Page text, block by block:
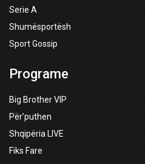
Serie A
Shumësportësh
Sport Gossip
Programe
Big Brother VIP
Për’puthen
Shqipëria LIVE
Fiks Fare